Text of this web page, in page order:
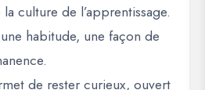
culture de l’apprentissage.
habitude, une façon de
de rester curieux, ouvert